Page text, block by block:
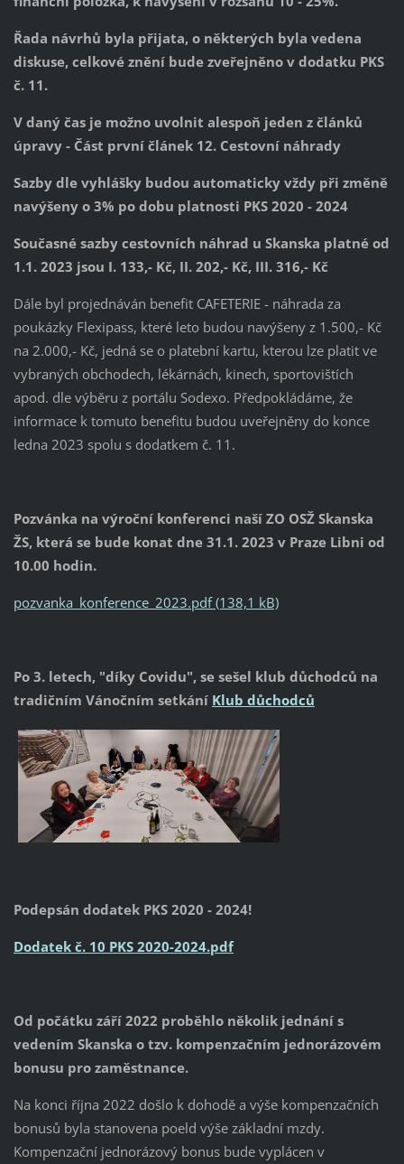
Řada návrhů byla přijata, o některých byla vedena
diskuse, celkové znění bude zveřejněno v dodatku PKS
č. 11.
V daný čas je možno uvolnit alespoň jeden z článků
úpravy - Část první článek 12. Cestovní náhrady
Sazby dle vyhlášky budou automaticky vždy při změně
navýšeny o 3% po dobu platnosti PKS 2020 - 2024
Současné sazby cestovních náhrad u Skanska platné od
1.1. 2023 jsou I. 133,- Kč, II. 202,- Kč, III. 316,- Kč
Dále byl projednáván benefit CAFETERIE - náhrada za
poukázky Flexipass, které leto budou navýšeny z 1.500,- Kč
na 2.000,- Kč, jedná se o platební kartu, kterou lze platit ve
vybraných obchodech, lékárnách, kinech, sportovištích
apod. dle výběru z portálu Sodexo. Předpokládáme, že
informace k tomuto benefitu budou uveřejněny do konce
ledna 2023 spolu s dodatkem č. 11.
Pozvánka na výroční konferenci naší ZO OSŽ Skanska
ŽS, která se bude konat dne 31.1. 2023 v Praze Libni od
10.00 hodin.
pozvanka_konference_2023.pdf (138,1 kB)
Po 3. letech, "díky Covidu", se sešel klub důchodců na
tradičním Vánočním setkání Klub důchodců
Podepsán dodatek PKS 2020 - 2024!
Dodatek č. 10 PKS 2020-2024.pdf
Od počátku září 2022 proběhlo několik jednání s
vedením Skanska o tzv. kompenzačním jednorázovém
bonusu pro zaměstnance.
Na konci října 2022 došlo k dohodě a výše kompenzačních
bonusů byla stanovena poeld výše základní mzdy.
Kompenzační jednorázový bonus bude vyplácen v